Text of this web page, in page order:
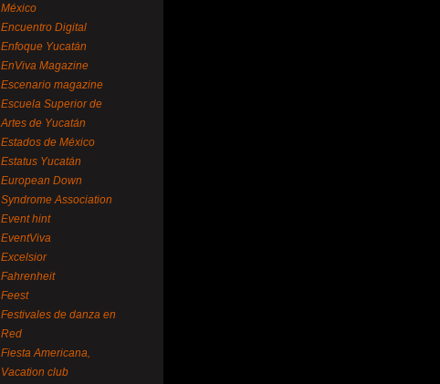
México
Encuentro Digital
Enfoque Yucatán
EnViva Magazine
Escenario magazine
Escuela Superior de
Artes de Yucatán
Estados de México
Estatus Yucatán
European Down
Syndrome Association
Event hint
EventViva
Excelsior
Fahrenheit
Feest
Festivales de danza en
Red
Fiesta Americana,
Vacation club